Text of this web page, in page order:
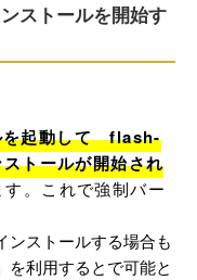
ストールを開始す
を起動して　flash-
トールが開始され
。これで強制バー
ンストールする場合も
を利用するとで可能と